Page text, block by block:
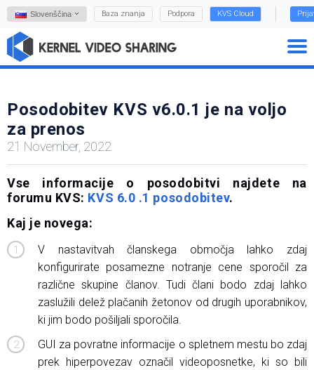
Slovenščina Baza znanja Podpora KVS Cloud
Posodobitev KVS v6.0.1 je na voljo
za prenos
21 November, 2022
Vse informacije o posodobitvi najdete na
forumu KVS: KVS 6.0 .1 posodobitev.
Kaj je novega:
V nastavitvah članskega območja lahko zdaj
konfigurirate posamezne notranje cene sporočil za
različne skupine članov. Tudi člani bodo zdaj lahko
zaslužili delež plačanih žetonov od drugih uporabnikov,
ki jim bodo pošiljali sporočila.
GUI za povratne informacije o spletnem mestu bo zdaj
prek hiperpovezav označil videoposnetke, ki so bili